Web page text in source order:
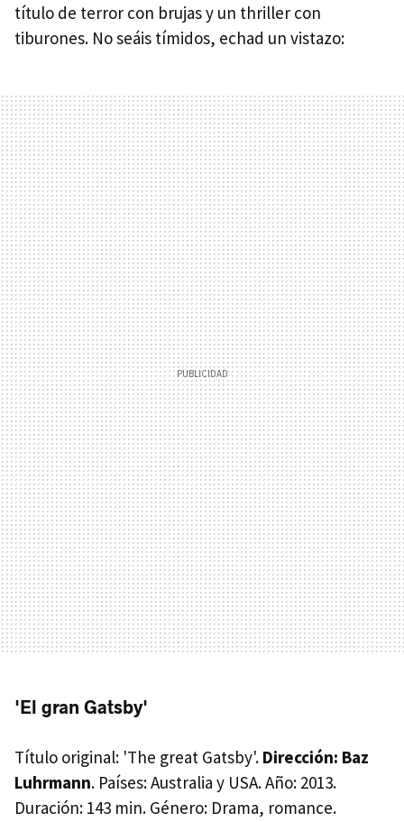
título de terror con brujas y un thriller con
tiburones. No seáis tímidos, echad un vistazo:
'El gran Gatsby'
Título original: 'The great Gatsby'. Dirección: Baz
Luhrmann. Países: Australia y USA. Año: 2013.
Duración: 143 min. Género: Drama, romance.